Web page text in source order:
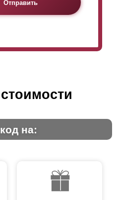
когда требуется уменьшить
нуженнахлёст.
Отправить
на: